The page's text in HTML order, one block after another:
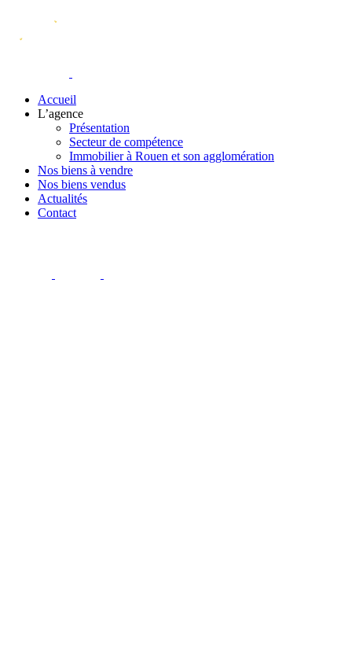
Accueil
L’agence
Présentation
Secteur de compétence
Immobilier à Rouen et son agglomération
Nos biens à vendre
Nos biens vendus
Actualités
Contact